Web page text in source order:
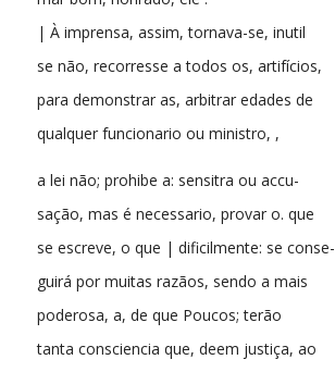
| À imprensa, assim, tornava-se, inutil
se não, recorresse a todos os, artifícios,
para demonstrar as, arbitrar edades de
qualquer funcionario ou ministro, ,
a lei não; prohibe a: sensitra ou accu-
sação, mas é necessario, provar o. que
se escreve, o que | dificilmente: se conse-
guirá por muitas razãos, sendo a mais
poderosa, a, de que Poucos; terão
tanta consciencia que, deem justiça, ao